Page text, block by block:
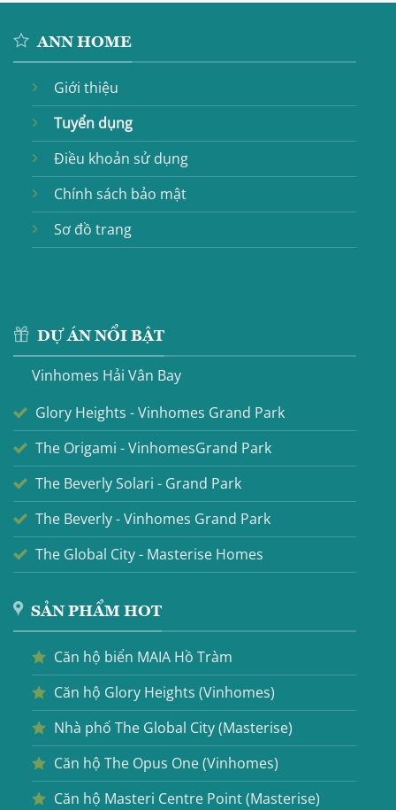
ANN HOME
Giới thiệu
Tuyển dụng
Điều khoản sử dụng
Chính sách bảo mật
Sơ đồ trang
DỰ ÁN NỔI BẬT
Vinhomes Hải Vân Bay
Glory Heights - Vinhomes Grand Park
The Origami - VinhomesGrand Park
The Beverly Solari - Grand Park
The Beverly - Vinhomes Grand Park
The Global City - Masterise Homes
SẢN PHẨM HOT
Căn hộ biển MAIA Hồ Tràm
Căn hộ Glory Heights (Vinhomes)
Nhà phố The Global City (Masterise)
Căn hộ The Opus One (Vinhomes)
Căn hộ Masteri Centre Point (Masterise)